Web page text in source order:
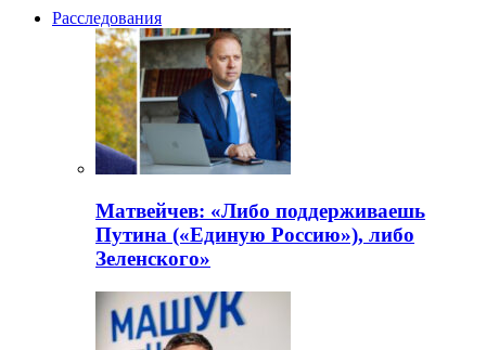
Расследования
Матвейчев: «Либо поддерживаешь
Путина («Единую Россию»), либо
Зеленского»